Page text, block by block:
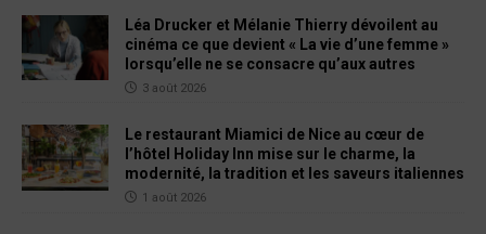
Léa Drucker et Mélanie Thierry dévoilent au
cinéma ce que devient « La vie d’une femme »
lorsqu’elle ne se consacre qu’aux autres
3 août 2026
Le restaurant Miamici de Nice au cœur de
l’hôtel Holiday Inn mise sur le charme, la
modernité, la tradition et les saveurs italiennes
1 août 2026